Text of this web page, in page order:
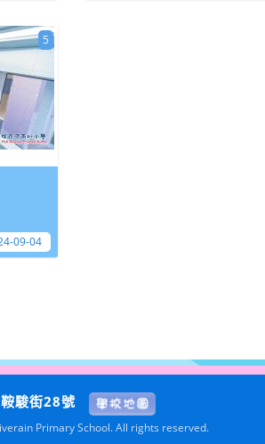
5
09-04
駿街28號
Primary School. All rights reserved.